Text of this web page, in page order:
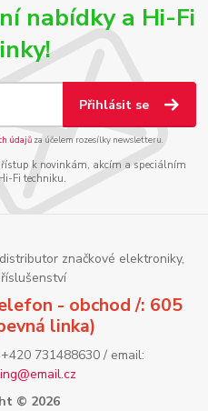
nabídky a Hi-Fi
Přihlásit se
údajůza účelem rozesílky newsletteru.
k novinkám, akcím a speciálním
Fi techniku.
značkové elektroniky,
- obchod /: 605
linka)
731488630 / email:
© 2026